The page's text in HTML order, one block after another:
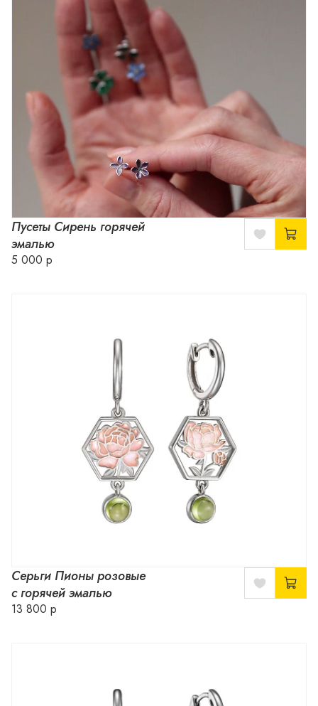
Пусеты Сирень горячей
эмалью
5 000 р
Серьги Пионы розовые
с горячей эмалью
13 800 р